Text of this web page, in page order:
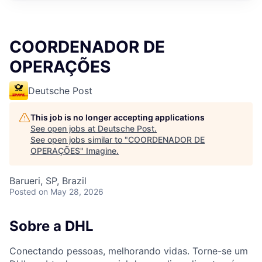
COORDENADOR DE
OPERAÇÕES
Deutsche Post
This job is no longer accepting applications
See open jobs at Deutsche Post.
See open jobs similar to "COORDENADOR DE
OPERAÇÕES" Imagine.
Barueri, SP, Brazil
Posted on May 28, 2026
Sobre a DHL
Conectando pessoas, melhorando vidas. Torne-se um